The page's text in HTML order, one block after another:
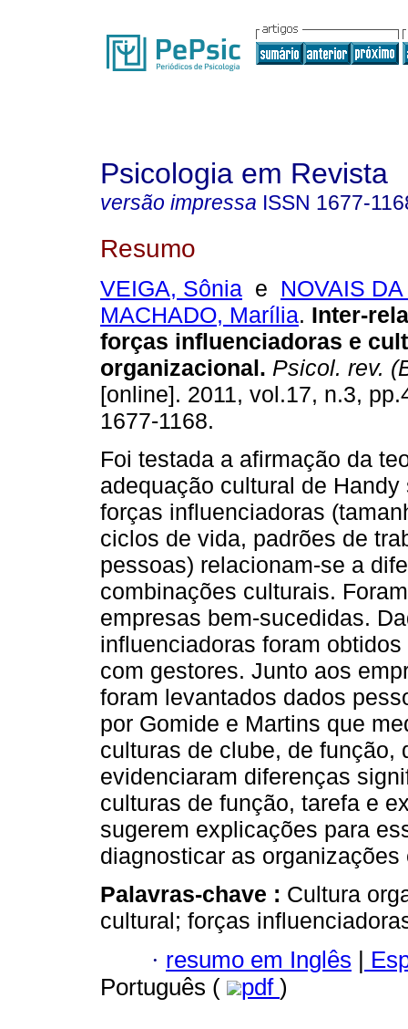
Psicologia em Revista
versão impressa ISSN 1677-
Resumo
VEIGA, Sônia e NOVAIS DA
MACHADO, Marília. Inter-
forças influenciadoras e
organizacional. Psicol. rev.
[online]. 2011, vol.17, n.3,
1677-1168.
Foi testada a afirmação da
adequação cultural de
forças influenciadoras
ciclos de vida, padrões de
pessoas) relacionam-se a
combinações culturais.
empresas bem-sucedidas.
influenciadoras foram
com gestores. Junto aos
foram levantados dados
por Gomide e Martins que
culturas de clube, de função,
evidenciaram diferenças
culturas de função, tarefa e
sugerem explicações para
diagnosticar as
Palavras-chave : Cultura
cultural; forças
· resumo em Inglês |
Português (
pdf )